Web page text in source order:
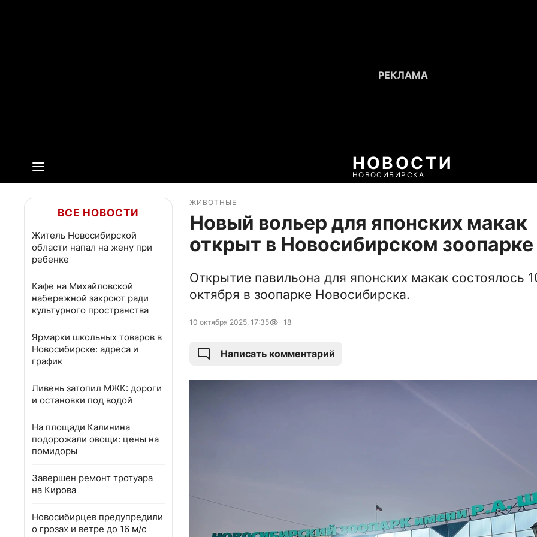
НОВОСТИ
НОВОСИБИРСКА
ВСЕ НОВОСТИ
Житель Новосибирской
области напал на жену при
ребенке
Кафе на Михайловской
набережной закроют ради
культурного пространства
Ярмарки школьных товаров в
Новосибирске: адреса и
график
Ливень затопил МЖК: дороги
и остановки под водой
На площади Калинина
подорожали овощи: цены на
помидоры
Завершен ремонт тротуара
на Кирова
Новосибирцев предупредили
о грозах и ветре до 16 м/с
ЖИВОТНЫЕ
Новый вольер для японских макак
открыт в Новосибирском зоопарке
Открытие павильона для японских макак состоялось
октября в зоопарке Новосибирска.
10 октября 2025, 17:35 18
Написать комментарий